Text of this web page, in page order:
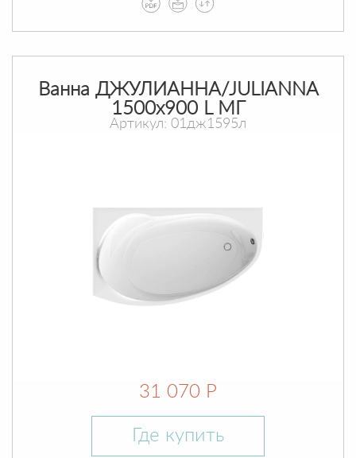
Ванна ДЖУЛИАННА/JULIANNA
1500х900 L МГ
Артикул: 01дж1595л
31 070 Р
Где купить